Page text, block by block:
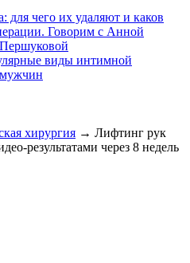
для чего их удаляют и каков
Говорим с Анной
виды интимной
хирургия → Лифтинг рук
результатами через 8 недель